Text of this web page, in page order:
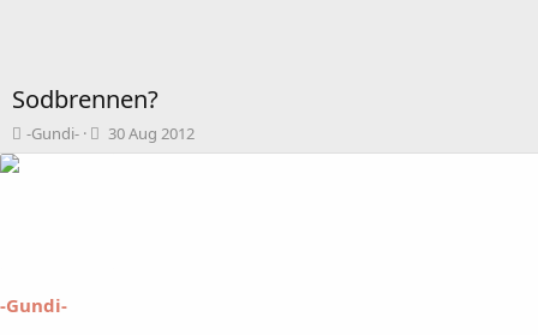
Sodbrennen?
T
h
a
-Gundi-
B
e
30 Aug 2012
-Gundi-